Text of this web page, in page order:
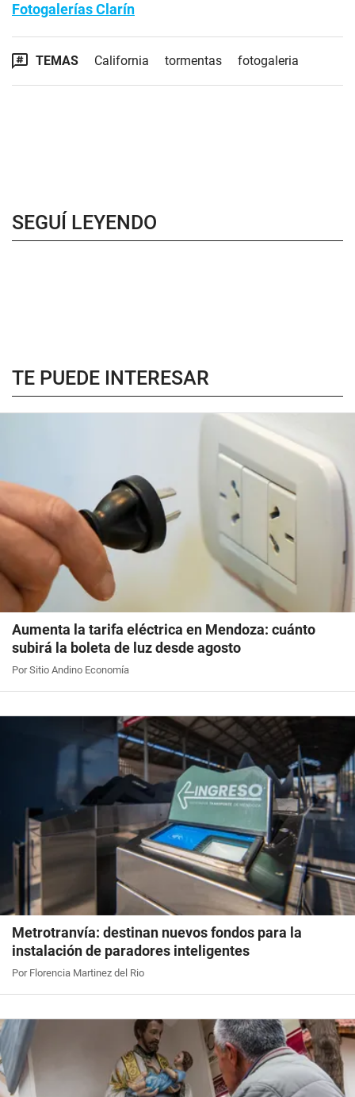
Fotogalerías Clarín
TEMAS California tormentas fotogaleria
SEGUÍ LEYENDO
TE PUEDE INTERESAR
Aumenta la tarifa eléctrica en Mendoza: cuánto
subirá la boleta de luz desde agosto
Por Sitio Andino Economía
Metrotranvía: destinan nuevos fondos para la
instalación de paradores inteligentes
Por Florencia Martinez del Rio